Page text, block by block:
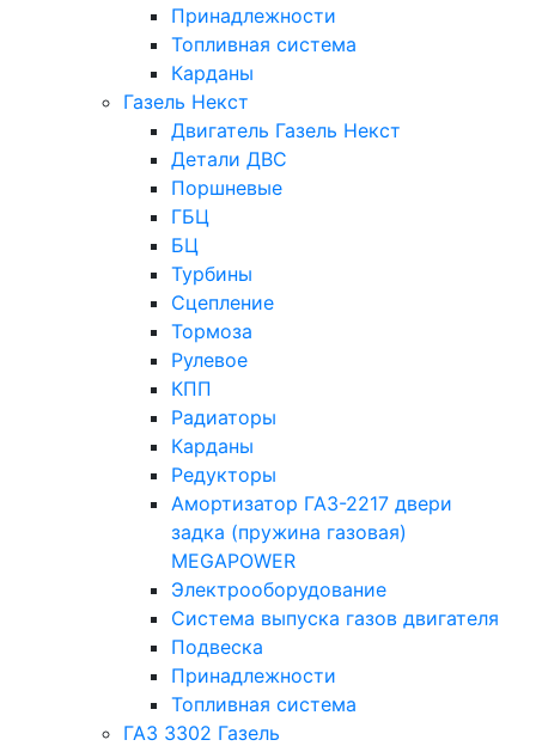
Принадлежности
Топливная система
Карданы
Газель Некст
Двигатель Газель Некст
Детали ДВС
Поршневые
ГБЦ
БЦ
Турбины
Сцепление
Тормоза
Рулевое
КПП
Радиаторы
Карданы
Редукторы
Амортизатор ГАЗ-2217 двери
задка (пружина газовая)
MEGAPOWER
Электрооборудование
Система выпуска газов двигателя
Подвеска
Принадлежности
Топливная система
ГАЗ 3302 Газель